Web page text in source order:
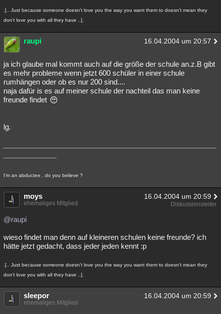
.[.. Just because someone doesn't love you the way you want them to doesn't mean they
don't love you with all they have ..].
raupi 16.04.2004 um 20:57
ja ich glaube mal kommt auch auf die größe der schule an.z.B gibt
es mehr probleme wenn jetzt 600 schüler in einer schule
rumhängen oder ob es nur 200 sind....
naja dafür is es auf meiner schule der nachteil das man keine
freunde findet
lg.
I'm an abductee , do you believe ?
moys 16.04.2004 um 20:59
ehemaliges Mitglied Diskussionsleiter
@raupi
wieso findet man denn auf kleineren schulen keine freunde? ich
hätte jetzt gedacht, dass jeder jeden kennt :p
.[.. Just because someone doesn't love you the way you want them to doesn't mean they
don't love you with all they have ..].
sleepor 16.04.2004 um 20:59
ehemaliges Mitglied